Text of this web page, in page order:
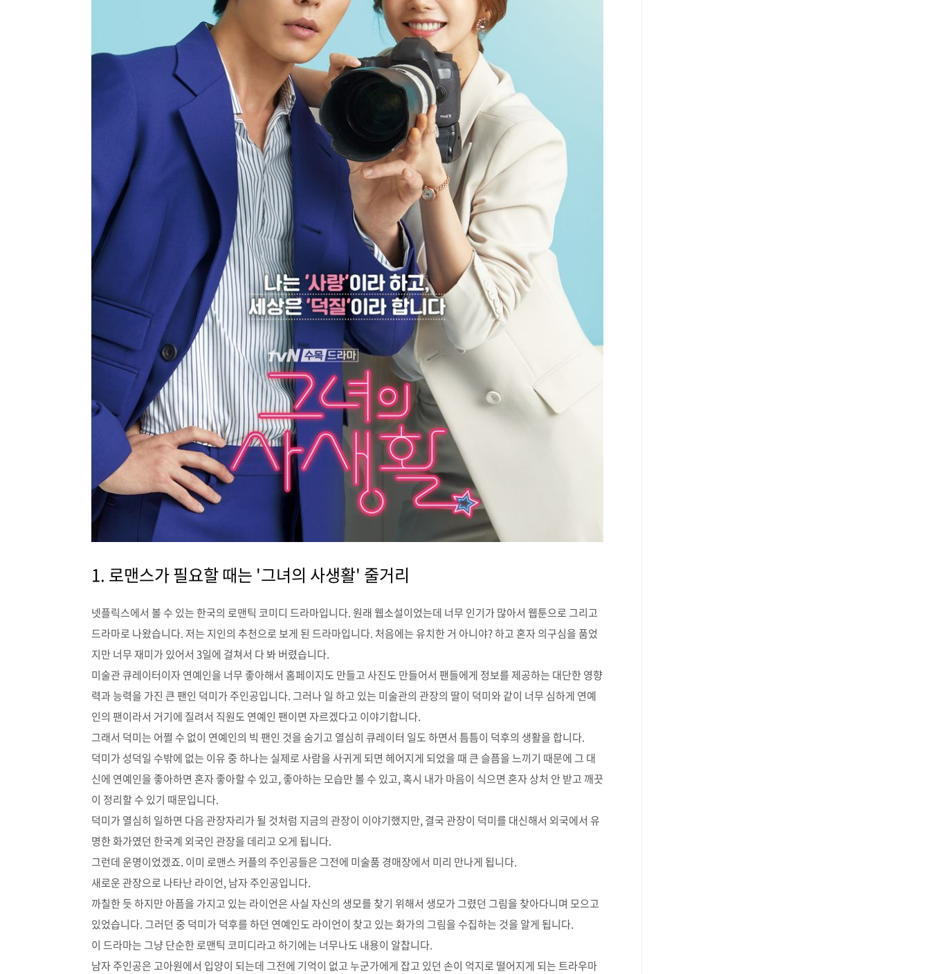
1. 로맨스가 필요할 때는 '그녀의 사생활' 줄거리
넷플릭스에서 볼 수 있는 한국의 로맨틱 코미디 드라마입니다. 원래 웹소설이었는데 너무 인기가 많아서 웹툰으로 그리고
드라마로 나왔습니다. 저는 지인의 추천으로 보게 된 드라마입니다. 처음에는 유치한 거 아니야? 하고 혼자 의구심을 품었
지만 너무 재미가 있어서 3일에 걸쳐서 다 봐 버렸습니다.
미술관 큐레이터이자 연예인을 너무 좋아해서 홈페이지도 만들고 사진도 만들어서 팬들에게 정보를 제공하는 대단한 영향
력과 능력을 가진 큰 팬인 덕미가 주인공입니다. 그러나 일 하고 있는 미술관의 관장의 딸이 덕미와 같이 너무 심하게 연예
인의 팬이라서 거기에 질려서 직원도 연예인 팬이면 자르겠다고 이야기합니다.
그래서 덕미는 어쩔 수 없이 연예인의 빅 팬인 것을 숨기고 열심히 큐레이터 일도 하면서 틈틈이 덕후의 생활을 합니다.
덕미가 성덕일 수밖에 없는 이유 중 하나는 실제로 사람을 사귀게 되면 헤어지게 되었을 때 큰 슬픔을 느끼기 때문에 그 대
신에 연예인을 좋아하면 혼자 좋아할 수 있고, 좋아하는 모습만 볼 수 있고, 혹시 내가 마음이 식으면 혼자 상처 안 받고 깨끗
이 정리할 수 있기 때문입니다.
덕미가 열심히 일하면 다음 관장자리가 될 것처럼 지금의 관장이 이야기했지만, 결국 관장이 덕미를 대신해서 외국에서 유
명한 화가였던 한국계 외국인 관장을 데리고 오게 됩니다.
그런데 운명이었겠죠. 이미 로맨스 커플의 주인공들은 그전에 미술품 경매장에서 미리 만나게 됩니다.
새로운 관장으로 나타난 라이언, 남자 주인공입니다.
까칠한 듯 하지만 아픔을 가지고 있는 라이언은 사실 자신의 생모를 찾기 위해서 생모가 그렸던 그림을 찾아다니며 모으고
있었습니다. 그러던 중 덕미가 덕후를 하던 연예인도 라이언이 찾고 있는 화가의 그림을 수집하는 것을 알게 됩니다.
이 드라마는 그냥 단순한 로맨틱 코미디라고 하기에는 너무나도 내용이 알찹니다.
남자 주인공은 고아원에서 입양이 되는데 그전에 기억이 없고 누군가에게 잡고 있던 손이 억지로 떨어지게 되는 트라우마